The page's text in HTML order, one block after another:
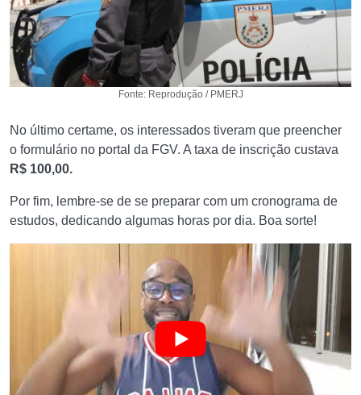
Fonte: Reprodução / PMERJ
No último certame, os interessados tiveram que preencher
o formulário no portal da FGV. A taxa de inscrição custava
R$ 100,00.
Por fim, lembre-se de se preparar com um cronograma de
estudos, dedicando algumas horas por dia. Boa sorte!